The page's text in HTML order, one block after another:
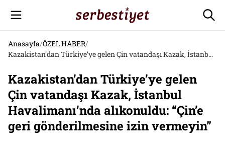
Anasayfa/ÖZEL HABER/
Kazakistan’dan Türkiye’ye gelen Çin vatandaşı Kazak, İstanbul Havalimanı’nda alıkonuldu: “Çin’e geri gönderilmesine izin vermeyin”
Kazakistan’dan Türkiye’ye gelen
Çin vatandaşı Kazak, İstanbul
Havalimanı’nda alıkonuldu: “Çin’e
geri gönderilmesine izin vermeyin”